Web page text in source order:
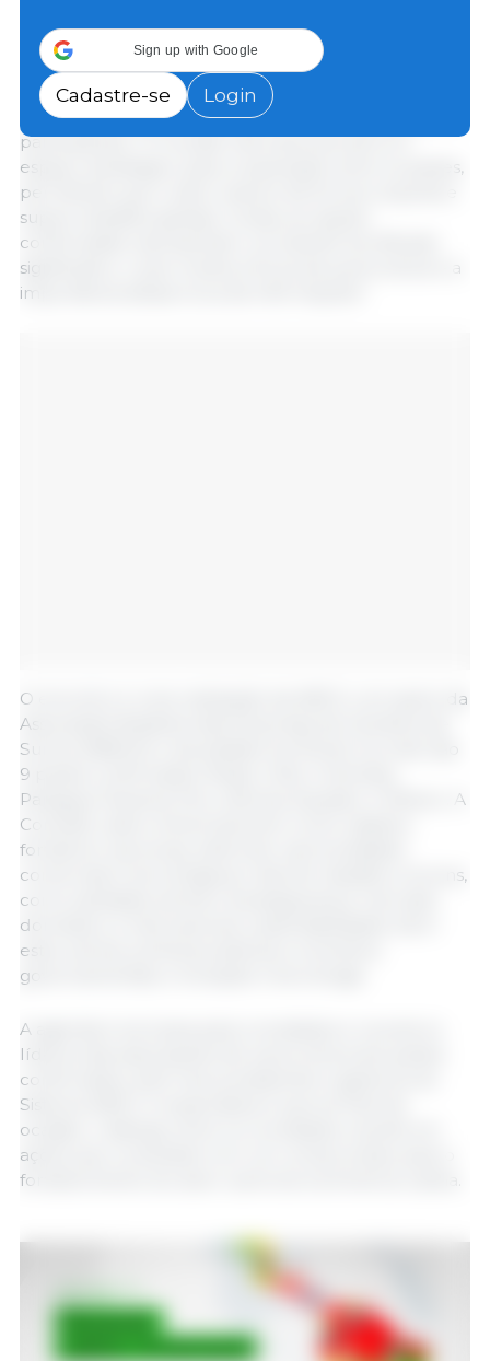
março, em São Paulo.
O presidente da ABCS, Marcelo Lopes, destacou a
importância desse alinhamento entre as associações
participantes. “A reunião internacional será um
espaço estratégico para cooperação entre os países,
permitindo que o setor avance de forma conjunta e
supere desafios globais. Juntas, as nações
confirmadas representam um plantel tecnificado
significativo, o que mostra a força da suinocultura e a
importância dessa troca de informações”.
O encontro é uma realização da ABCS, com apoio da
Associação Brasileira das Empresas de Genética de
Suínos (ABEGS) e da plataforma 3tres3. Ao todo são
9 países confirmados: Brasil, Chile, Colômbia,
Paraguai, Panamá, Peru, Bolívia, Equador e México. A
Conexão Latino-Americana tem como objetivo
fortalecer parcerias, estimular oportunidades
comerciais e tecnológicas e discutir desafios comuns,
como sanidade animal e biossegurança; mercado
doméstico e internacional; sustentabilidade; bem-
estar animal; políticas públicas e incentivos
governamentais; e inovação e tecnologia.
A agenda é exclusiva para convidados e reunirá os
líderes das associações de suinocultura dos países
confirmados, além dos presidentes e gestores do
Sistema ABCS. A expectativa é que ao final da
ocasião, o diálogo entre os convidados resulte em
ações que consolidem em um compromisso para o
fortalecimento do setor suinícola na América-Latina.
Sign up with Google
Cadastre-se Login